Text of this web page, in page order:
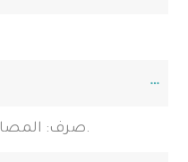
صرف: المصادر: الصناعي، المرة، الهيئة.